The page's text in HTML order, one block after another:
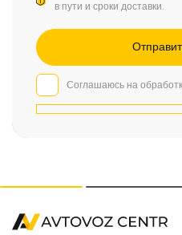
в пути и сроки доставки.
Соглашаюсь на